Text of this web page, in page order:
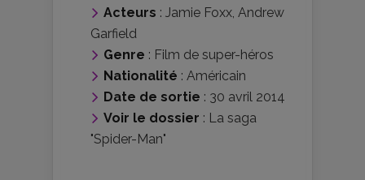
Acteurs : Jamie Foxx Andrew
Garfield
Genre : Film de super-héros
Nationalité : Américain
Date de sortie : 30 avril 2014
Voir le dossier : La saga
"Spider-Man"